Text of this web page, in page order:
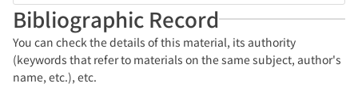
Bibliographic Record
You can check the details of this material, its authority
(keywords that refer to materials on the same subject, author's
name, etc.), etc.